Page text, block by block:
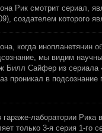
Рик смотрит сериал,
создателем которого
когда инопланетянин
мы видим
Билл Сайфер из
проникал в
гараже-лаборатории Рика
только 3-я серия 1-го